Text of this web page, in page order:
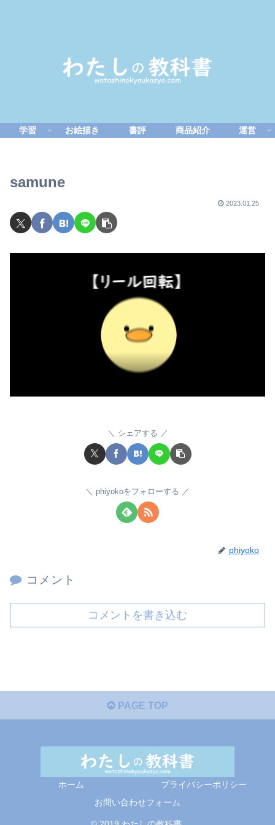
学習 お絵描き 書評 商品紹介 運営
samune
2023.01.25
シェアする
phiyokoをフォローする
phiyoko
コメント
コメントを書き込む
PAGE TOP
ホーム
プライバシーポリシー
お問い合わせフォーム